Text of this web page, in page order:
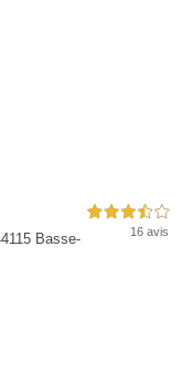
Basse-
3,5 étoiles sur 5
16 avis